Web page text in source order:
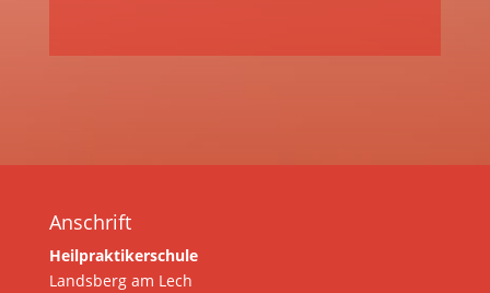
Anschrift
Heilpraktikerschule
Landsberg am Lech